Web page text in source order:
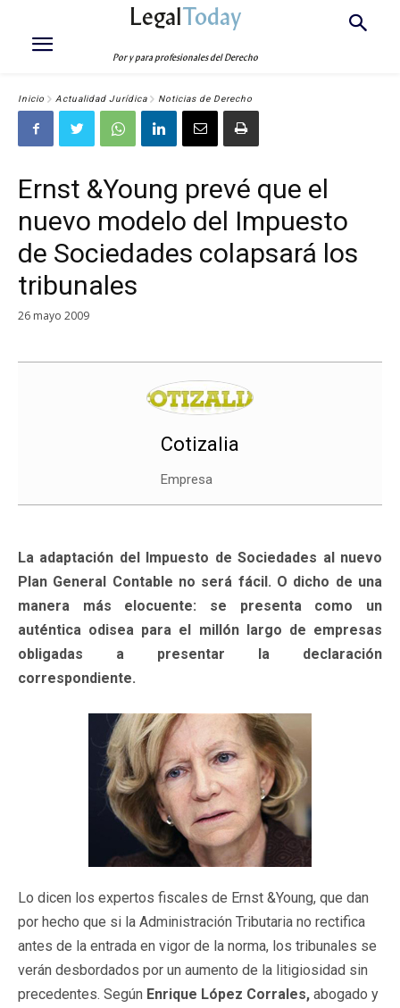
LegalToday
Por y para profesionales del Derecho
Inicio Actualidad Jurídica Noticias de Derecho
Ernst &Young prevé que el
nuevo modelo del Impuesto
de Sociedades colapsará los
tribunales
26 mayo 2009
Cotizalia
Empresa
La adaptación del Impuesto de Sociedades al nuevo
Plan General Contable no será fácil. O dicho de una
manera más elocuente: se presenta como un
auténtica odisea para el millón largo de empresas
obligadas a presentar la declaración
correspondiente.
Lo dicen los expertos fiscales de Ernst &Young, que dan
por hecho que si la Administración Tributaria no rectifica
antes de la entrada en vigor de la norma, los tribunales se
verán desbordados por un aumento de la litigiosidad sin
precedentes. Según Enrique López Corrales, abogado y